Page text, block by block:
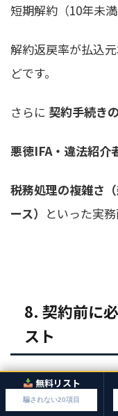
短期解約（10年未満
解約返戻率が払込
どです。
さらに 契約手続き
悪徳IFA・違法紹介
税務処理の複雑さ
ース） といった実
8. 契約前に
スト
香港保険の契約を
以下の5項目を
無料リスト
騙されない20項目